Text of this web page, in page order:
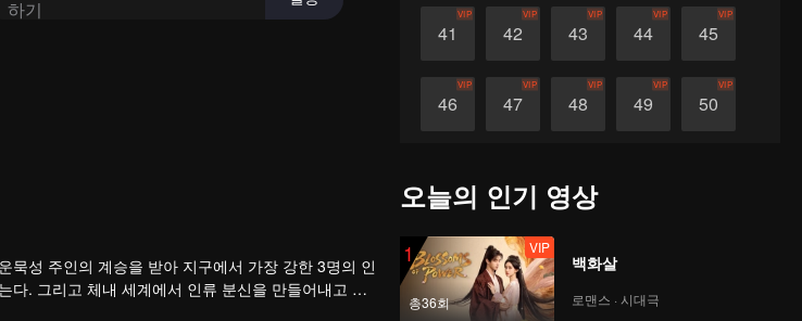
41
VIP
42
VIP
43
VIP
44
VIP
45
VIP
46
VIP
47
VIP
48
VIP
49
VIP
50
VIP
56 57
성 주인의 계승을 받아 지구에서 가장 강한 3명의 인
다. 그리고 체내 세계에서 인류 분신을 만들어내고 지
오늘의 인기 영상
1
총36회
VIP
백화살
로맨스 · 시대극